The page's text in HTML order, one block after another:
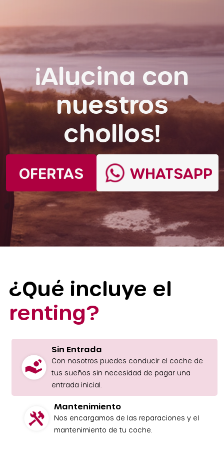
¡Alucina con
nuestros
chollos!
OFERTAS WHATSAPP
¿Qué incluye el
renting?
Sin Entrada
Con nosotros puedes conducir el coche de
tus sueños sin necesidad de pagar una
entrada inicial.
Mantenimiento
Nos encargamos de las reparaciones y el
mantenimiento de tu coche.